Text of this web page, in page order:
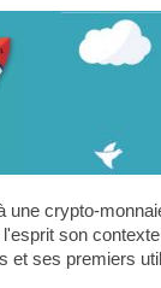
une crypto-
son
et ses premiers